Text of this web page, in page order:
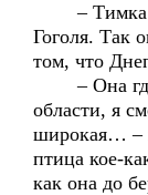
– Тимка!
Гоголя. Так
том, что
– Она где
области, я
широкая… –
птица кое-
как она до